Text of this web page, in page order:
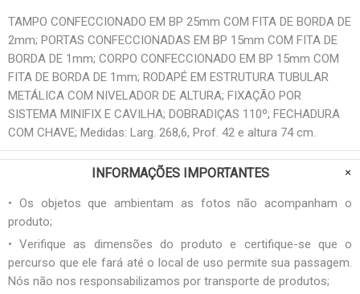
TAMPO CONFECCIONADO EM BP 25mm COM FITA DE BORDA DE
2mm; PORTAS CONFECCIONADAS EM BP 15mm COM FITA DE
BORDA DE 1mm; CORPO CONFECCIONADO EM BP 15mm COM
FITA DE BORDA DE 1mm; RODAPÉ EM ESTRUTURA TUBULAR
METÁLICA COM NIVELADOR DE ALTURA; FIXAÇÃO POR
SISTEMA MINIFIX E CAVILHA; DOBRADIÇAS 110º; FECHADURA
COM CHAVE; Medidas: Larg. 268,6, Prof. 42 e altura 74 cm.
INFORMAÇÕES IMPORTANTES
• Os objetos que ambientam as fotos não acompanham o
produto;
• Verifique as dimensões do produto e certifique-se que o
percurso que ele fará até o local de uso permite sua passagem.
Nós não nos responsabilizamos por transporte de produtos;